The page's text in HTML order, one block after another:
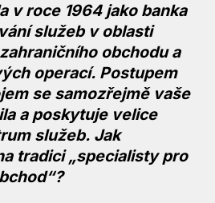
v roce 1964 jako banka
služeb v oblasti
obchodu a
operací. Postupem
se samozřejmě vaše
a poskytuje velice
služeb. Jak
tradici „specialisty pro